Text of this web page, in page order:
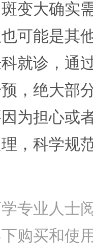
变大确实
可能是其
就诊，通
，绝大部
为担心或
，科学规
专业人士
购买和使